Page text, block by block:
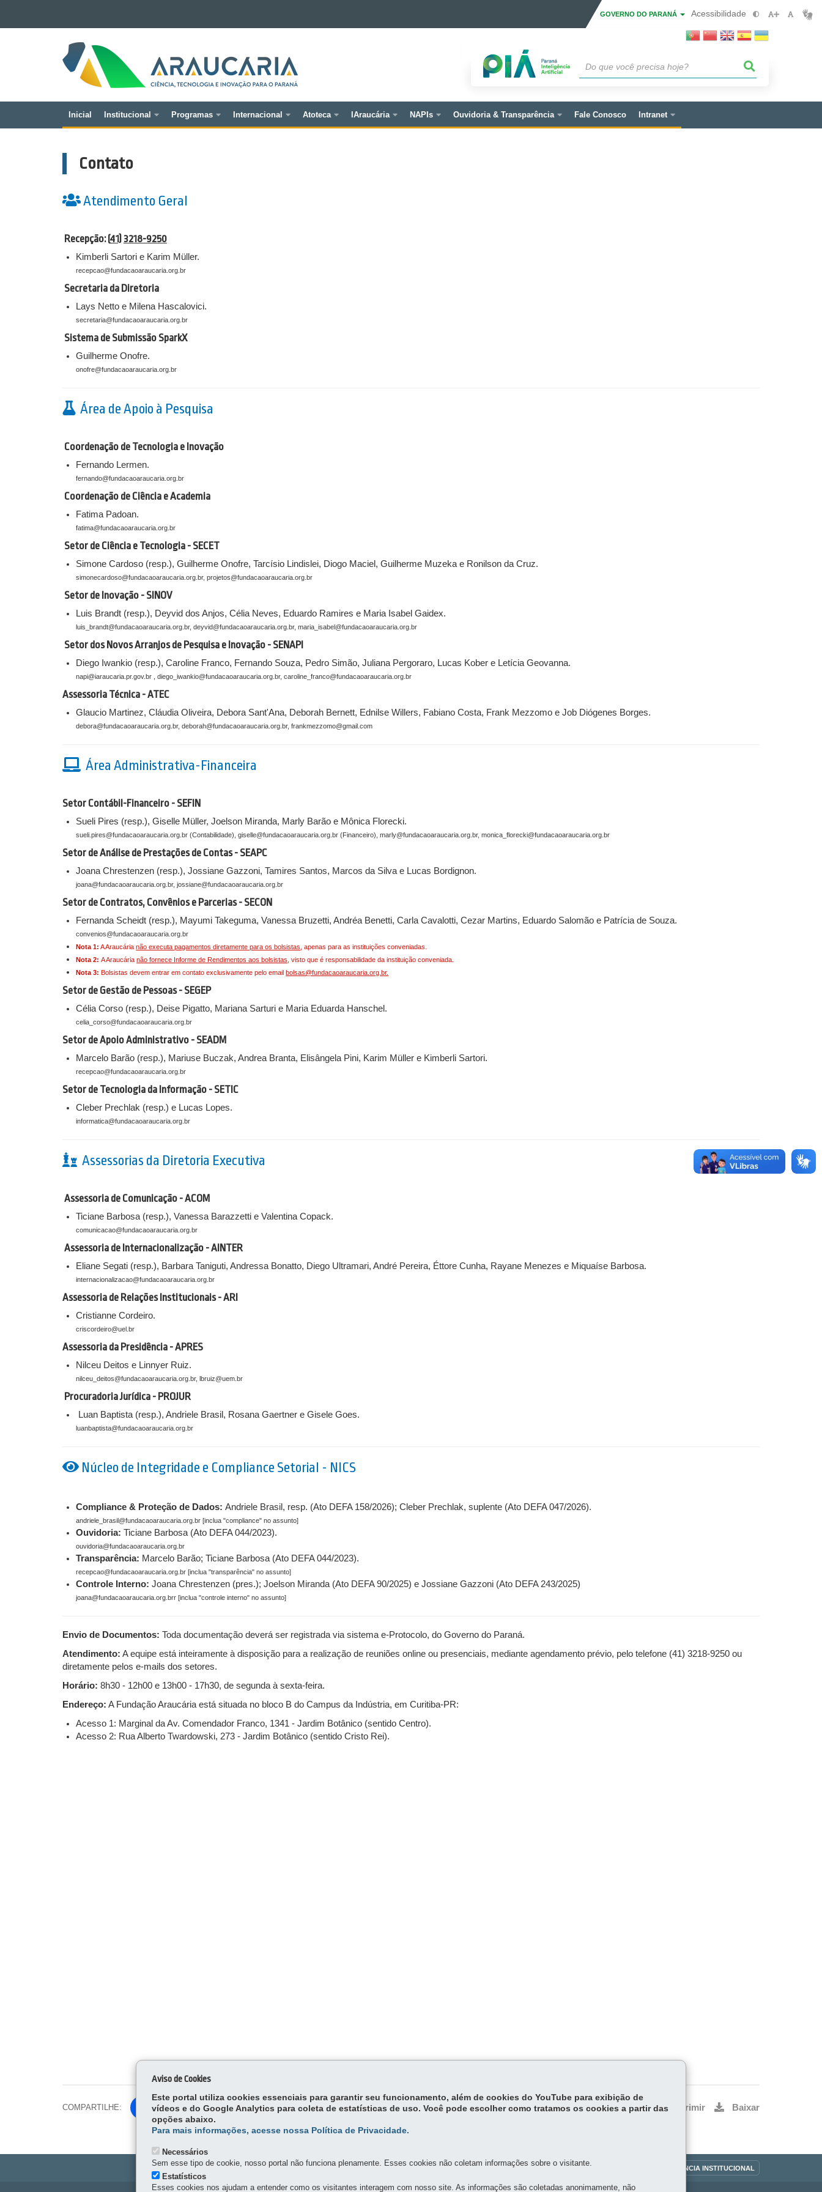
Ir para a navegação
Ir para a busca
GOVERNO DO PARANÁ Acessibilidade
FUNDAÇÃO
ARAUCÁRIA
Navegação
Inicial Institucional Programas Internacional Atoteca IAraucária NAPIs Ouvidoria & Transparência Fale Conosco Intranet
Contato
Atendimento Geral
Recepção: (41) 3218-9250
Kimberli Sartori e Karim Müller.
recepcao@fundacaoaraucaria.org.br
Secretaria da Diretoria
Lays Netto e Milena Hascalovici.
secretaria@fundacaoaraucaria.org.br
Sistema de Submissão SparkX
Guilherme Onofre.
onofre@fundacaoaraucaria.org.br
Área de Apoio à Pesquisa
Coordenação de Tecnologia e Inovação
Fernando Lermen.
fernando@fundacaoaraucaria.org.br
Coordenação de Ciência e Academia
Fatima Padoan.
fatima@fundacaoaraucaria.org.br
Setor de Ciência e Tecnologia - SECET
Simone Cardoso (resp.), Guilherme Onofre, Tarcísio Lindislei, Diogo Maciel, Guilherme Muzeka e Ronilson da Cruz.
simonecardoso@fundacaoaraucaria.org.br, projetos@fundacaoaraucaria.org.br
Setor de Inovação - SINOV
Luis Brandt (resp.), Deyvid dos Anjos, Célia Neves, Eduardo Ramires e Maria Isabel Gaidex.
luis_brandt@fundacaoaraucaria.org.br, deyvid@fundacaoaraucaria.org.br, maria_isabel@fundacaoaraucaria.org.br
Setor dos Novos Arranjos de Pesquisa e Inovação - SENAPI
Diego Iwankio (resp.), Caroline Franco, Fernando Souza, Pedro Simão, Juliana Pergoraro, Lucas Kober e Letícia Geovanna.
napi@iaraucaria.pr.gov.br , diego_iwankio@fundacaoaraucaria.org.br, caroline_franco@fundacaoaraucaria.org.br
Assessoria Técnica - ATEC
Glaucio Martinez, Cláudia Oliveira, Debora Sant'Ana, Deborah Bernett, Ednilse Willers, Fabiano Costa, Frank Mezzomo e Job Diógenes Borges.
debora@fundacaoaraucaria.org.br, deborah@fundacaoaraucaria.org.br, frankmezzomo@gmail.com
Área Administrativa-Financeira
Setor Contábil-Financeiro - SEFIN
Sueli Pires (resp.), Giselle Müller, Joelson Miranda, Marly Barão e Mônica Florecki.
sueli.pires@fundacaoaraucaria.org.br (Contabilidade), giselle@fundacaoaraucaria.org.br (Financeiro), marly@fundacaoaraucaria.org.br, monica_florecki@fundacaoaraucaria.org.br
Setor de Análise de Prestações de Contas - SEAPC
Joana Chrestenzen (resp.), Jossiane Gazzoni, Tamires Santos, Marcos da Silva e Lucas Bordignon.
joana@fundacaoaraucaria.org.br, jossiane@fundacaoaraucaria.org.br
Setor de Contratos, Convênios e Parcerias - SECON
Fernanda Scheidt (resp.), Mayumi Takeguma, Vanessa Bruzetti, Andréa Benetti, Carla Cavalotti, Cezar Martins, Eduardo Salomão e Patrícia de Souza.
convenios@fundacaoaraucaria.org.br
Nota 1: A Araucárianão executa pagamentos diretamente para os bolsistas , apenas para as instituições conveniadas.
Nota 2:A Araucárianão fornece Informe de Rendimentos aos bolsistas , visto que é responsabilidade da instituição conveniada.
Nota 3:Bolsistas devem entrar em contato exclusivamente pelo email bolsas@fundacaoaraucaria.org.br.
Setor de Gestão de Pessoas - SEGEP
Célia Corso (resp.), Deise Pigatto, Mariana Sarturi e Maria Eduarda Hanschel.
celia_corso@fundacaoaraucaria.org.br
Setor de Apoio Administrativo - SEADM
Marcelo Barão (resp.), Mariuse Buczak, Andrea Branta, Elisângela Pini, Karim Müller e Kimberli Sartori.
recepcao@fundacaoaraucaria.org.br
Setor de Tecnologia da Informação - SETIC
Cleber Prechlak (resp.) e Lucas Lopes.
informatica@fundacaoaraucaria.org.br
Assessorias da Diretoria Executiva
Assessoria de Comunicação - ACOM
Ticiane Barbosa (resp.), Vanessa Barazzetti e Valentina Copack.
comunicacao@fundacaoaraucaria.org.br
Assessoria de Internacionalização - AINTER
Eliane Segati (resp.), Barbara Taniguti, Andressa Bonatto, Diego Ultramari, André Pereira, Éttore Cunha, Rayane Menezes e Miquaíse Barbosa.
internacionalizacao@fundacaoaraucaria.org.br
Assessoria de Relações Institucionais - ARI
Cristianne Cordeiro.
criscordeiro@uel.br
Assessoria da Presidência - APRES
Nilceu Deitos e Linnyer Ruiz.
nilceu_deitos@fundacaoaraucaria.org.br, lbruiz@uem.br
Procuradoria Jurídica - PROJUR
Luan Baptista (resp.), Andriele Brasil, Rosana Gaertner e Gisele Goes.
luanbaptista@fundacaoaraucaria.org.br
Núcleo de Integridade e Compliance Setorial - NICS
Compliance & Proteção de Dados: Andriele Brasil, resp. (Ato DEFA 158/2026); Cleber Prechlak, suplente (Ato DEFA 047/2026).
andriele_brasil@fundacaoaraucaria.org.br [inclua "compliance" no assunto]
Ouvidoria:Ticiane Barbosa (Ato DEFA 044/2023).
ouvidoria@fundacaoaraucaria.org.br
Transparência: Marcelo Barão; Ticiane Barbosa (Ato DEFA 044/2023).
recepcao@fundacaoaraucaria.org.br [inclua "transparência" no assunto]
Controle Interno:Joana Chrestenzen (pres.); Joelson Miranda (Ato DEFA 90/2025) e Jossiane Gazzoni (Ato DEFA 243/2025)
joana@fundacaoaraucaria.org.brr [inclua "controle interno" no assunto]
Envio de Documentos: Toda documentação deverá ser registrada via sistema e-Protocolo, do Governo do Paraná.
Atendimento: A equipe está inteiramente à disposição para a realização de reuniões online ou presenciais, mediante agendamento prévio, pelo telefone (41) 3218-9250 ou
diretamente pelos e-mails dos setores.
Horário: 8h30 - 12h00 e 13h00 - 17h30, de segunda à sexta-feira.
Endereço: A Fundação Araucária está situada no bloco B do Campus da Indústria, em Curitiba-PR:
Acesso 1: Marginal da Av. Comendador Franco, 1341 - Jardim Botânico (sentido Centro).
Acesso 2: Rua Alberto Twardowski, 273 - Jardim Botânico (sentido Cristo Rei).
COMPARTILHE: Facebook
Twitter
Voltar Início Imprimir Baixar
MAPA DO SITE DENUNCIE CORRUPÇÃO OUVIDORIA TRANSPARÊNCIA INSTITUCIONAL
Aviso de Cookies
Este portal utiliza cookies essenciais para garantir seu funcionamento, além de cookies do YouTube para exibição de
vídeos e do Google Analytics para coleta de estatísticas de uso. Você pode escolher como tratamos os cookies a partir das
opções abaixo.
Para mais informações, acesse nossa Política de Privacidade.
Necessários
Sem esse tipo de cookie, nosso portal não funciona plenamente. Esses cookies não coletam informações sobre o visitante.
Estatísticos
Esses cookies nos ajudam a entender como os visitantes interagem com nosso site. As informações são coletadas anonimamente, não